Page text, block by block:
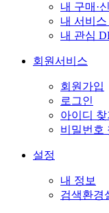
내 구매·
내 서비
내 관심
회원서비스
회원가입
로그인
아이디 찾
비밀번호
설정
내 정보
검색환경